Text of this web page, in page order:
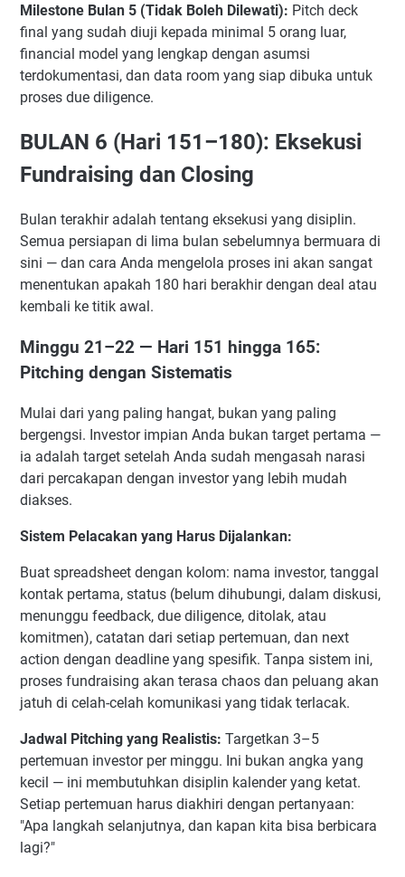
Milestone Bulan 5 (Tidak Boleh Dilewati): Pitch deck
final yang sudah diuji kepada minimal 5 orang luar,
financial model yang lengkap dengan asumsi
terdokumentasi, dan data room yang siap dibuka untuk
proses due diligence.
BULAN 6 (Hari 151–180): Eksekusi
Fundraising dan Closing
Bulan terakhir adalah tentang eksekusi yang disiplin.
Semua persiapan di lima bulan sebelumnya bermuara di
sini — dan cara Anda mengelola proses ini akan sangat
menentukan apakah 180 hari berakhir dengan deal atau
kembali ke titik awal.
Minggu 21–22 — Hari 151 hingga 165:
Pitching dengan Sistematis
Mulai dari yang paling hangat, bukan yang paling
bergengsi. Investor impian Anda bukan target pertama —
ia adalah target setelah Anda sudah mengasah narasi
dari percakapan dengan investor yang lebih mudah
diakses.
Sistem Pelacakan yang Harus Dijalankan:
Buat spreadsheet dengan kolom: nama investor, tanggal
kontak pertama, status (belum dihubungi, dalam diskusi,
menunggu feedback, due diligence, ditolak, atau
komitmen), catatan dari setiap pertemuan, dan next
action dengan deadline yang spesifik. Tanpa sistem ini,
proses fundraising akan terasa chaos dan peluang akan
jatuh di celah-celah komunikasi yang tidak terlacak.
Jadwal Pitching yang Realistis: Targetkan 3–5
pertemuan investor per minggu. Ini bukan angka yang
kecil — ini membutuhkan disiplin kalender yang ketat.
Setiap pertemuan harus diakhiri dengan pertanyaan:
"Apa langkah selanjutnya, dan kapan kita bisa berbicara
lagi?"